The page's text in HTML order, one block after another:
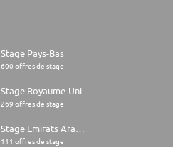
Stage Pays-Bas
600 offres de stage
Stage Royaume-Uni
269 offres de stage
111 offres de stage